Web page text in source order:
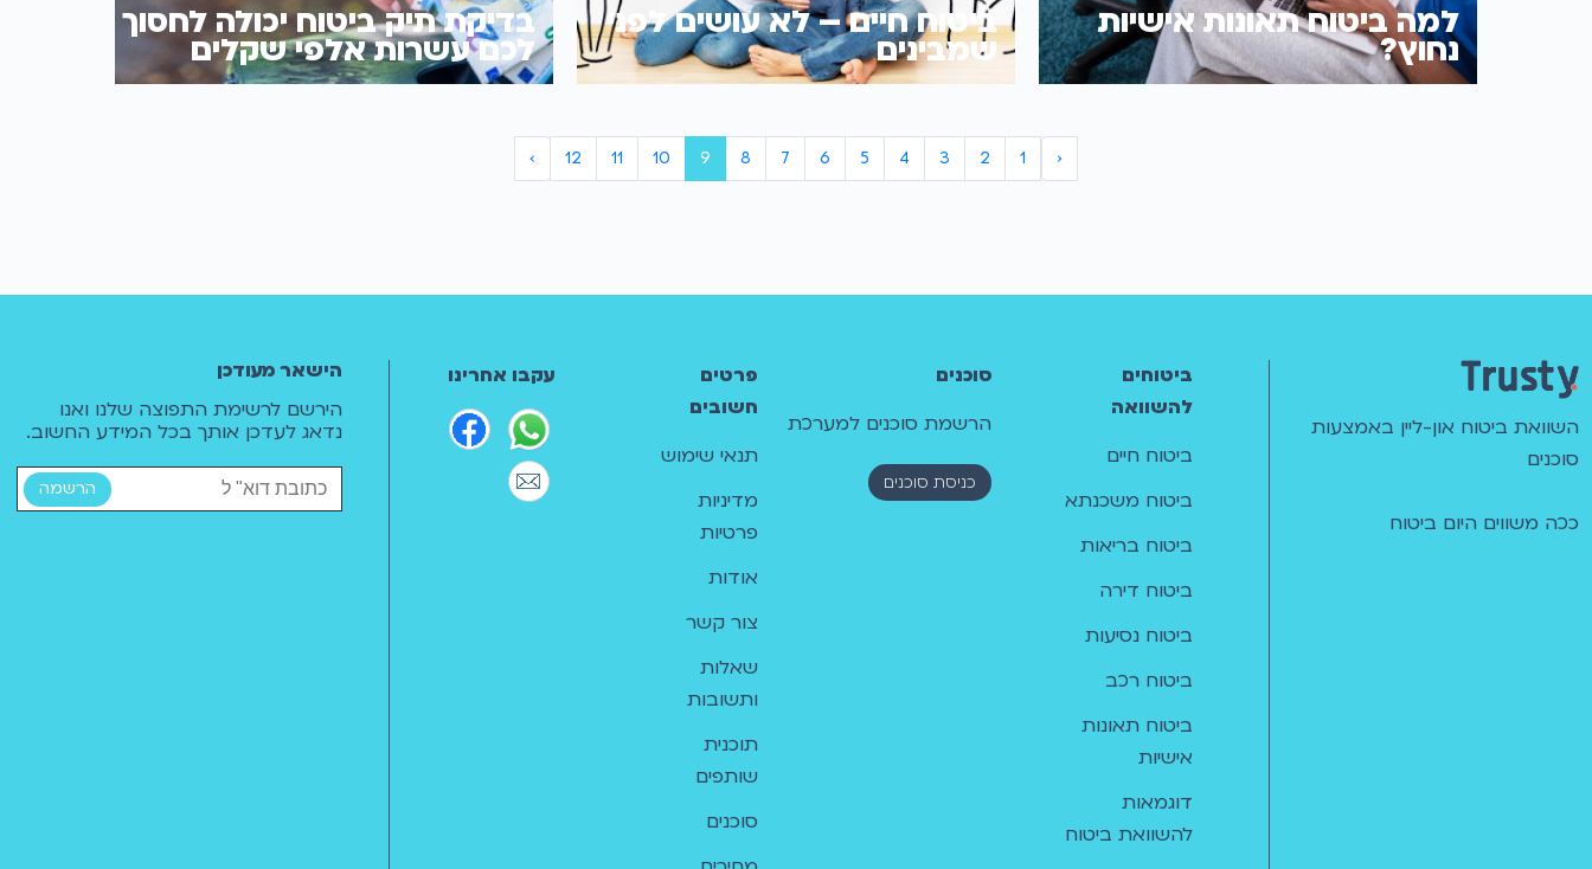
למה ביטוח תאונות אישיות
נחוץ?
ביטוח חיים – לא עושים לפני
שמבינים
בדיקת תיק ביטוח יכולה לחסוך
לכם עשרות אלפי שקלים
‹
1
2
3
4
5
6
7
8
9
10
11
12
›
השוואת ביטוח און-ליין באמצעות
סוכנים
ככה משווים היום ביטוח
ביטוחים
להשוואה
ביטוח חיים
ביטוח משכנתא
ביטוח בריאות
ביטוח דירה
ביטוח נסיעות
ביטוח רכב
ביטוח תאונות
אישיות
דוגמאות
להשוואת ביטוח
סוכנים
הרשמת סוכנים למערכת
כניסת סוכנים
פרטים
חשובים
תנאי שימוש
מדיניות
פרטיות
אודות
צור קשר
שאלות
ותשובות
תוכנית
שותפים
סוכנים
עקבו אחרינו
הישאר מעודכן
הירשם לרשימת התפוצה שלנו ואנו
נדאג לעדכן אותך בכל המידע החשוב.
הרשמה